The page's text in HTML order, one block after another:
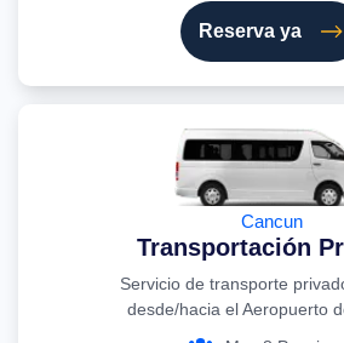
Reserva ya
Cancun
Transportación
Servicio de transporte
desde/hacia el Aeropuerto